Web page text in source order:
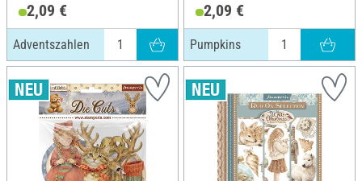
Material: Kunstharz
2,09 €
Adventszahlen
Material: Kunstharz
2,09 €
Pumpkins